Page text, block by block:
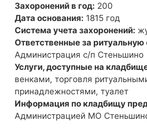
Захоронений в год: 200
Дата основания: 1815 год
Система учета захоронений:
Ответственные за ритуальную
Администрация с/п Стеньшино
Услуги, доступные на
венками, торговля
принадлежностями, туалет
Информация по кладбищу
Администрацией МО